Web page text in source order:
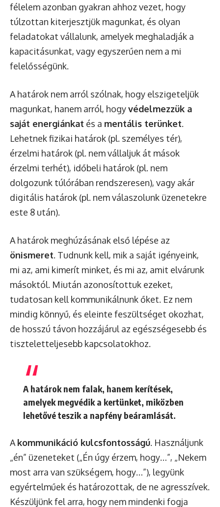
félelem azonban gyakran ahhoz vezet, hogy
túlzottan kiterjesztjük magunkat, és olyan
feladatokat vállalunk, amelyek meghaladják a
kapacitásunkat, vagy egyszerűen nem a mi
felelősségünk.
A határok nem arról szólnak, hogy elszigeteljük
magunkat, hanem arról, hogyvédelmezzük a
saját energiánkat és a mentális terünket.
Lehetnek fizikai határok (pl. személyes tér),
érzelmi határok (pl. nem vállaljuk át mások
érzelmi terhét), időbeli határok (pl. nem
dolgozunk túlórában rendszeresen), vagy akár
digitális határok (pl. nem válaszolunk üzenetekre
este 8 után).
A határok meghúzásának első lépése az
önismeret. Tudnunk kell, mik a saját igényeink,
mi az, ami kimerít minket, és mi az, amit elvárunk
másoktól. Miután azonosítottuk ezeket,
tudatosan kell kommunikálnunk őket. Ez nem
mindig könnyű, és eleinte feszültséget okozhat,
de hosszú távon hozzájárul az egészségesebb és
tiszteletteljesebb kapcsolatokhoz.
A határok nem falak, hanem kerítések,
amelyek megvédik a kertünket, miközben
lehetővé teszik a napfény beáramlását.
A kommunikáció kulcsfontosságú. Használjunk
„én” üzeneteket („Én úgy érzem, hogy…”, „Nekem
most arra van szükségem, hogy…”), legyünk
egyértelműek és határozottak, de ne agresszívek.
Készüljünk fel arra, hogy nem mindenki fogja